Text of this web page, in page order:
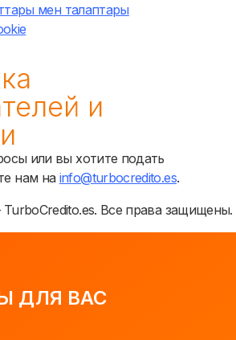
мен талаптары
и
или вы хотите подать
нам на info@turbocredito.es.
Все права защищены.
ДЛЯ ВАС